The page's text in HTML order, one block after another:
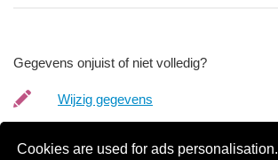
Cookies are used for ads personalisation.
Gegevens onjuist of niet volledig?
Wijzig gegevens